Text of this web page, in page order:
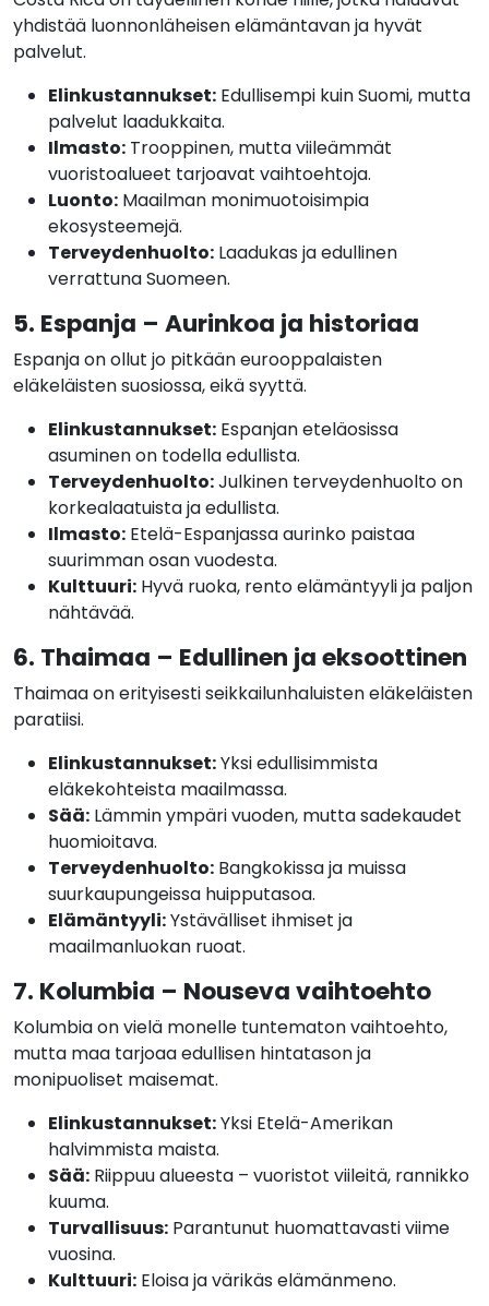
yhdistää luonnonläheisen elämäntavan ja hyvät
palvelut.
Elinkustannukset: Edullisempi kuin Suomi, mutta
palvelut laadukkaita.
Ilmasto: Trooppinen, mutta viileämmät
vuoristoalueet tarjoavat vaihtoehtoja.
Luonto: Maailman monimuotoisimpia
ekosysteemejä.
Terveydenhuolto: Laadukas ja edullinen
verrattuna Suomeen.
5. Espanja – Aurinkoa ja historiaa
Espanja on ollut jo pitkään eurooppalaisten
eläkeläisten suosiossa, eikä syyttä.
Elinkustannukset: Espanjan eteläosissa
asuminen on todella edullista.
Terveydenhuolto:Julkinen terveydenhuolto on
korkealaatuista ja edullista.
Ilmasto: Etelä-Espanjassa aurinko paistaa
suurimman osan vuodesta.
Kulttuuri: Hyvä ruoka, rento elämäntyyli ja paljon
nähtävää.
6. Thaimaa – Edullinen ja eksoottinen
Thaimaa on erityisesti seikkailunhaluisten eläkeläisten
paratiisi.
Elinkustannukset:Yksi edullisimmista
eläkekohteista maailmassa.
Sää: Lämmin ympäri vuoden, mutta sadekaudet
huomioitava.
Terveydenhuolto: Bangkokissa ja muissa
suurkaupungeissa huipputasoa.
Elämäntyyli:Ystävälliset ihmiset ja
maailmanluokan ruoat.
7. Kolumbia – Nouseva vaihtoehto
Kolumbia on vielä monelle tuntematon vaihtoehto,
mutta maa tarjoaa edullisen hintatason ja
monipuoliset maisemat.
Elinkustannukset:Yksi Etelä-Amerikan
halvimmista maista.
Sää: Riippuu alueesta – vuoristot viileitä, rannikko
kuuma.
Turvallisuus: Parantunut huomattavasti viime
vuosina.
Kulttuuri: Eloisa ja värikäs elämänmeno.